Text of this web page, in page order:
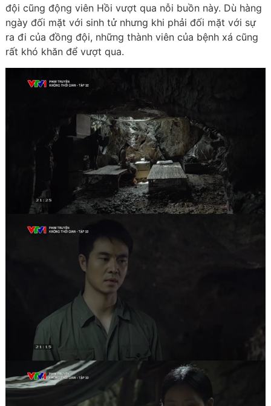
đội cũng động viên Hồi vượt qua nỗi buồn này. Dù hàng
ngày đối mặt với sinh tử nhưng khi phải đối mặt với sự
ra đi của đồng đội, những thành viên của bệnh xá cũng
rất khó khăn để vượt qua.